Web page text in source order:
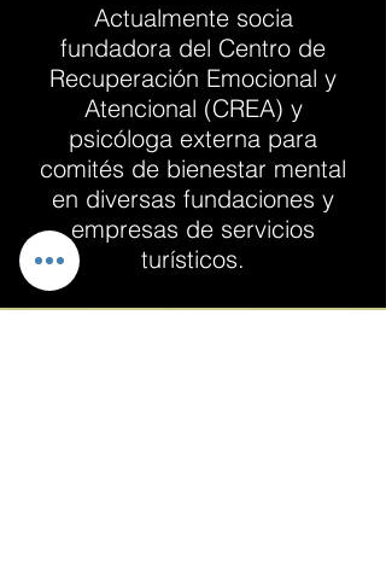
Actualmente socia
fundadora del Centro de
Recuperación Emocional y
Atencional (CREA) y
psicóloga externa para
comités de bienestar mental
en diversas fundaciones y
empresas de servicios
turísticos.